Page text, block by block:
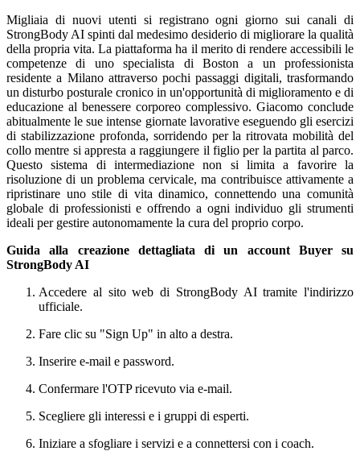
Migliaia di nuovi utenti si registrano ogni giorno sui canali di
StrongBody AI spinti dal medesimo desiderio di migliorare la qualità
della propria vita. La piattaforma ha il merito di rendere accessibili le
competenze di uno specialista di Boston a un professionista
residente a Milano attraverso pochi passaggi digitali, trasformando
un disturbo posturale cronico in un'opportunità di miglioramento e di
educazione al benessere corporeo complessivo. Giacomo conclude
abitualmente le sue intense giornate lavorative eseguendo gli esercizi
di stabilizzazione profonda, sorridendo per la ritrovata mobilità del
collo mentre si appresta a raggiungere il figlio per la partita al parco.
Questo sistema di intermediazione non si limita a favorire la
risoluzione di un problema cervicale, ma contribuisce attivamente a
ripristinare uno stile di vita dinamico, connettendo una comunità
globale di professionisti e offrendo a ogni individuo gli strumenti
ideali per gestire autonomamente la cura del proprio corpo.
Guida alla creazione dettagliata di un account Buyer su
StrongBody AI
Accedere al sito web di StrongBody AI tramite l'indirizzo
ufficiale.
Fare clic su "Sign Up" in alto a destra.
Inserire e-mail e password.
Confermare l'OTP ricevuto via e-mail.
Scegliere gli interessi e i gruppi di esperti.
Iniziare a sfogliare i servizi e a connettersi con i coach.